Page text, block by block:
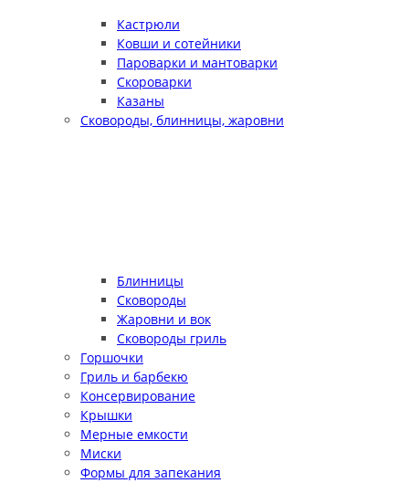
Кастрюли
Ковши и сотейники
Пароварки и мантоварки
Скороварки
Казаны
Сковороды, блинницы, жаровни
Блинницы
Сковороды
Жаровни и вок
Сковороды гриль
Горшочки
Гриль и барбекю
Консервирование
Крышки
Мерные емкости
Миски
Формы для запекания